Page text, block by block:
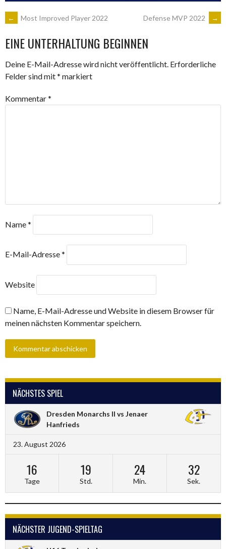
ARTIKEL-
NAVIGATION
← Most Improved Player 2022 Defense MVP 2022 →
EINE UNTERHALTUNG BEGINNEN
Deine E-Mail-Adresse wird nicht veröffentlicht. Erforderliche
Felder sind mit* markiert
Kommentar*
Name*
E-Mail-Adresse*
Website
Name, E-Mail-Adresse und Website in diesem Browser für
meinen nächsten Kommentar speichern.
NÄCHSTES SPIEL
Dresden Monarchs II vs Jenaer
Hanfrieds
23. August 2026
16
Tage
19
Std.
24
Min.
31
Sek.
NÄCHSTER JUGEND-SPIELTAG